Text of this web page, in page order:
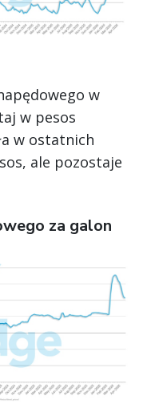
w
w pesos
w ostatnich
ale pozostaje
za galon